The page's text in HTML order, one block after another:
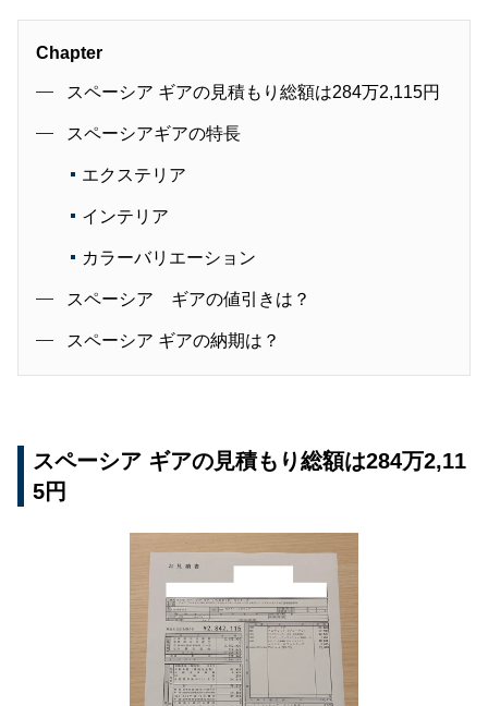
Chapter
スペーシア ギアの見積もり総額は284万2,115円
スペーシアギアの特長
エクステリア
インテリア
カラーバリエーション
スペーシア ギアの値引きは？
スペーシア ギアの納期は？
スペーシア ギアの見積もり総額は284万2,11
5円